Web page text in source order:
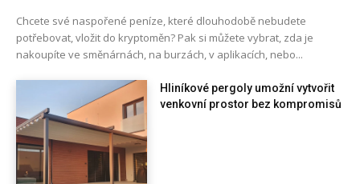
Chcete své naspořené peníze, které dlouhodobě nebudete
potřebovat, vložit do kryptoměn? Pak si můžete vybrat, zda je
nakoupíte ve směnárnách, na burzách, v aplikacích, nebo...
Hliníkové pergoly umožní vytvořit
venkovní prostor bez kompromisů